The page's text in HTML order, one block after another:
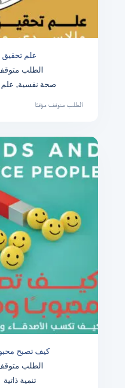
علم تحقيق
الطلب
صحة نفسية,
الطلب متوقف مؤقتًا
كيف تصبح
الطلب
تنمية ذاتية